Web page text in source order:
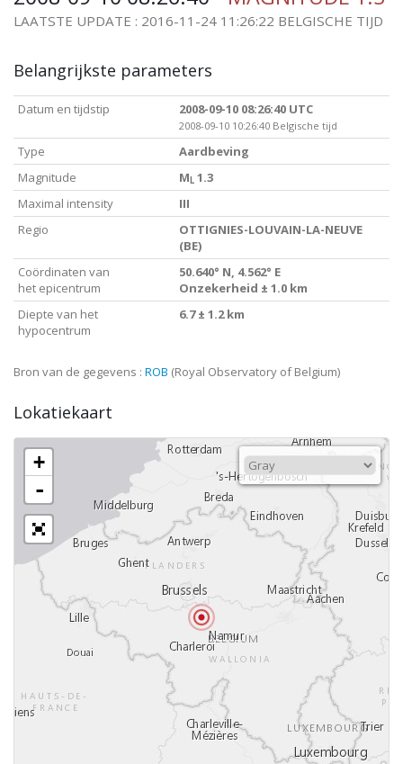
LAATSTE UPDATE : 2016-11-24 11:26:22 BELGISCHE TIJD
Belangrijkste parameters
Datum en tijdstip 2008-09-10 08:26:40 UTC
2008-09-10 10:26:40 Belgische tijd
Type
Aardbeving
Magnitude
M L 1.3
Maximal intensity
III
Regio
OTTIGNIES-LOUVAIN-LA-NEUVE
(BE)
Coördinaten van
het epicentrum
50.640° N, 4.562° E
Onzekerheid ± 1.0 km
Diepte van het
hypocentrum
6.7 ± 1.2 km
Bron van de gegevens : ROB (Royal Observatory of Belgium)
Lokatiekaart
+
-